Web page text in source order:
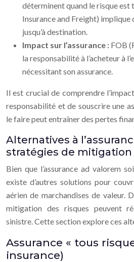
déterminent quand le risque est
Insurance and Freight) implique
jusqu’à destination.
Impact sur l’assurance : FOB
la responsabilité à l’acheteur à
nécessitant son assurance.
Il est crucial de comprendre
responsabilité et de souscrire une
le faire peut entraîner des pertes
Alternatives à
stratégies de mitigation
Bien que l’assurance ad valorem
existe d’autres solutions pour
aérien de marchandises de valeur.
mitigation des risques peuvent
sinistre. Cette section explore ces
Assurance « tous
insurance)